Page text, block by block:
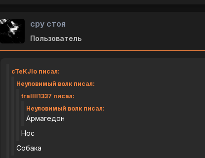
сру стоя
Пользователь
cTeKJIo писал:
Неуловимый волк писал:
trallll1337 писал:
Неуловимый волк писал:
Армагедон
Нос
Собака